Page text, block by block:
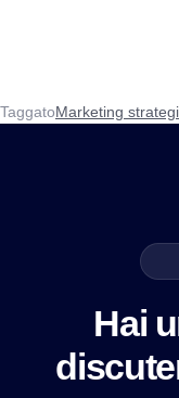
TaggatoMarketing
Hai